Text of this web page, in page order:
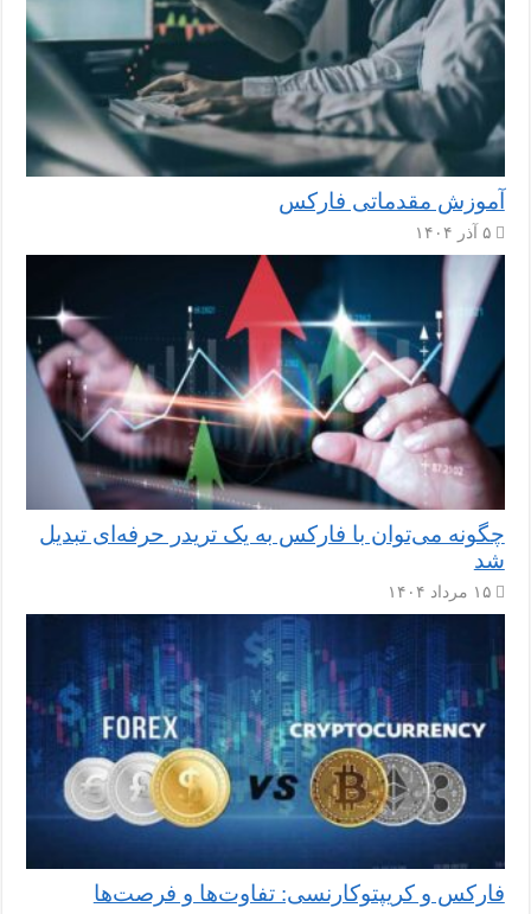
آموزش مقدماتی فارکس
۵ آذر ۱۴۰۴
چگونه می‌توان با فارکس به یک تریدر حرفه‌ای تبدیل
شد
۱۵ مرداد ۱۴۰۴
فارکس و کریپتوکارنسی: تفاوت‌ها و فرصت‌ها